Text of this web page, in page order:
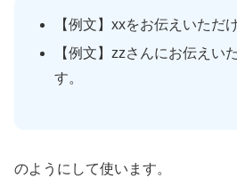
【例文】xxをお伝えいただ
【例文】zzさんにお伝えい
す。
のようにして使います。